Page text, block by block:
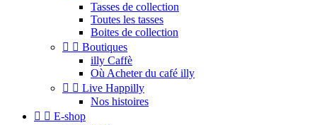
Tasses de collection
Toutes les tasses
Boites de collection
  Boutiques
illy Caffè
Où Acheter du café illy
  Live Happilly
Nos histoires
  E-shop